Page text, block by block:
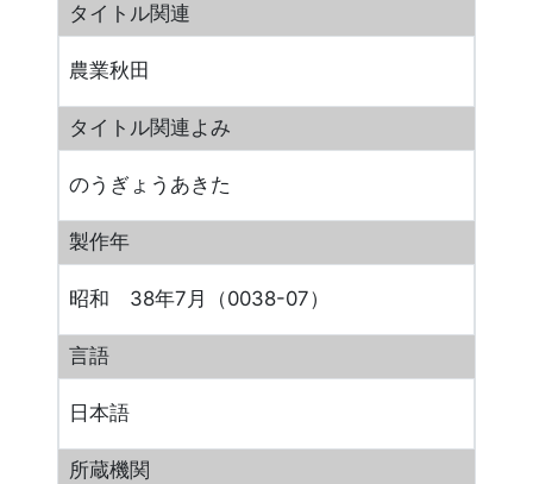
タイトル関連
農業秋田
タイトル関連よみ
のうぎょうあきた
製作年
昭和 38年7月（0038-07）
言語
日本語
所蔵機関